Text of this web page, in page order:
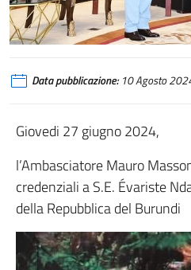
Data pubblicazione:10 Agosto
Giovedi 27 giugno 2024,
l’Ambasciatore Mauro
credenziali a S.E. Évariste
della Repubblica del Burundi